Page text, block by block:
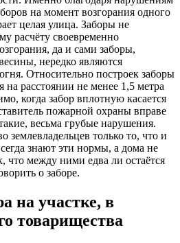
на момент возгорания одного
целая улица. Заборы не
расчёту своевременно
да и сами заборы,
нередко являются
Относительно построек заборы
на расстоянии не менее 1,5 метра
когда забор вплотную касается
пожарной охраны вправе
весьма грубые нарушения.
землевладельцев только то, что и
знают эти нормы, а дома не
что между ними едва ли остаётся
о заборе.
на участке, в
товарищества